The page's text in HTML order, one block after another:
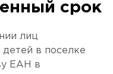
срок
лиц
в поселке
ЕАН в